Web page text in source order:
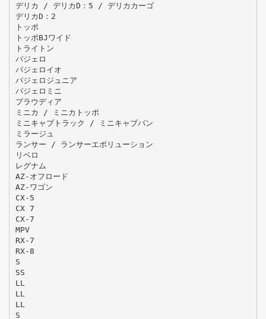
デリカ / デリカD：5 / デリカカーゴ
デリカD：2
トッポ
トッポBJワイド
トライトン
パジェロ
パジェロイオ
パジェロジュニア
パジェロミニ
プラウディア
ミニカ / ミニカトッポ
ミニキャブトラック / ミニキャブバン
ミラージュ
ランサー / ランサーエボリューション
リベロ
レグナム
AZ-オフロード
AZ-ワゴン
CX-5
CX 7
CX-7
MPV
RX-7
RX-8
S
SS
LL
LL
LL
S